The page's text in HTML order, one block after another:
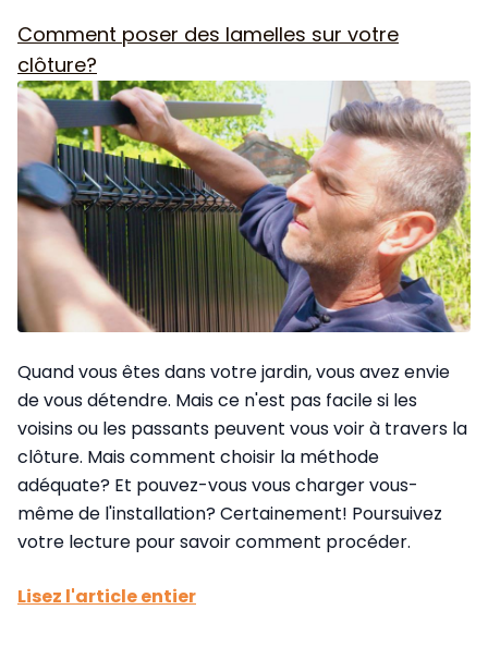
Comment poser des lamelles sur votre
clôture?
Quand vous êtes dans votre jardin, vous avez envie
de vous détendre. Mais ce n'est pas facile si les
voisins ou les passants peuvent vous voir à travers la
clôture. Mais comment choisir la méthode
adéquate? Et pouvez-vous vous charger vous-
même de l'installation? Certainement! Poursuivez
votre lecture pour savoir comment procéder.
Lisez l'article entier